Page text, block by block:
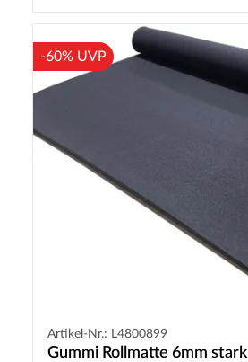
-60% UVP
Artikel-Nr.: L4800899
Gummi Rollmatte 6mm stark